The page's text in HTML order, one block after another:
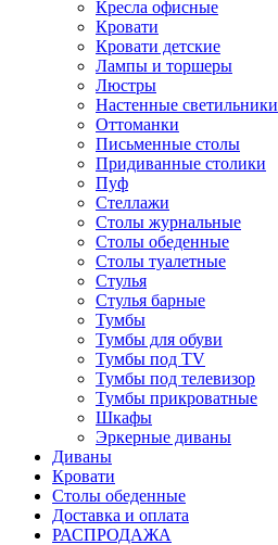
Кресла офисные
Кровати
Кровати детские
Лампы и торшеры
Люстры
Настенные светильники
Оттоманки
Письменные столы
Придиванные столики
Пуф
Стеллажи
Столы журнальные
Столы обеденные
Столы туалетные
Стулья
Стулья барные
Тумбы
Тумбы для обуви
Тумбы под TV
Тумбы под телевизор
Тумбы прикроватные
Шкафы
Эркерные диваны
Диваны
Кровати
Столы обеденные
Доставка и оплата
РАСПРОДАЖА